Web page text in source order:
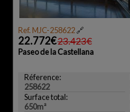
Ref. MJC-258622🔗
22.772€23.423€
Paseo de la Castellana
Réference:
258622
Surface total:
650m²